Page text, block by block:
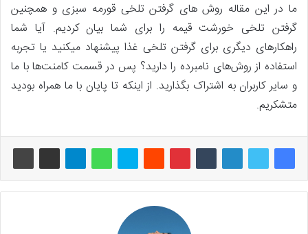
ما در این مقاله روش های گرفتن تلخی قورمه سبزی و همچنین
گرفتن تلخی خورشت قیمه را برای شما بیان کردیم. آیا شما
راهکارهای دیگری برای گرفتن تلخی غذا پیشنهاد می­کنید یا تجربه
استفاده از روش‌های نامبرده را دارید؟ پس در قسمت کامنت‌ها با ما
و سایر کاربران به اشتراک بگذارید. از اینکه تا پایان با ما همراه بودید
متشکریم.